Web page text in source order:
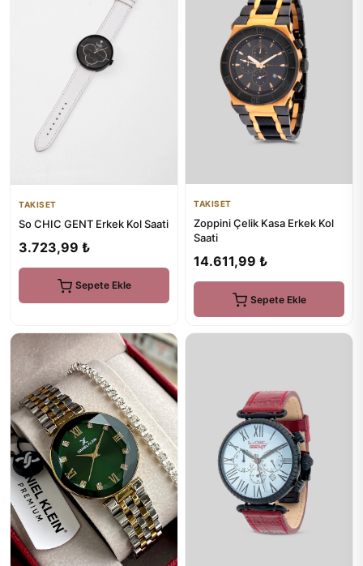
TAKISET
So CHIC GENT Erkek Kol Saati
3.723,99 ₺
Sepete Ekle
TAKISET
Zoppini Çelik Kasa Erkek Kol
Saati
14.611,99 ₺
Sepete Ekle